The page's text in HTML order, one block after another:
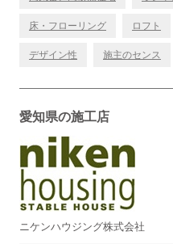
床・フローリング ロフト
デザイン性 施主のセンス
愛知県の施工店
ニケンハウジング株式会社